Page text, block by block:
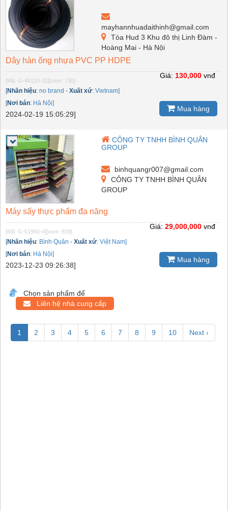
mayhannhuadaithinh@gmail.com
Tòa Hud 3 Khu đô thị Linh Đàm -
Hoàng Mai - Hà Nội
Dây hàn ống nhựa PVC PP HDPE
[Mã: G-46120-32] [xem: 730]
[Nhãn hiệu: no brand - Xuất xứ: Vietnam]
[Nơi bán: Hà Nội]
2024-02-19 15:05:29]
Giá: 130,000 vnđ
Mua hàng
CÔNG TY TNHH BÌNH QUÂN
GROUP
binhquangr007@gmail.com
CÔNG TY TNHH BÌNH QUÂN
GROUP
Máy sấy thực phẩm đa năng
[Mã: G-61960-4] [xem: 839]
[Nhãn hiệu: Bình Quân - Xuất xứ: Việt Nam]
[Nơi bán: Hà Nội]
2023-12-23 09:26:38]
Giá: 29,000,000 vnđ
Mua hàng
Chọn sản phẩm để
Liên hệ nhà cung cấp
1 2 3 4 5 6 7 8 9 10 Next ›